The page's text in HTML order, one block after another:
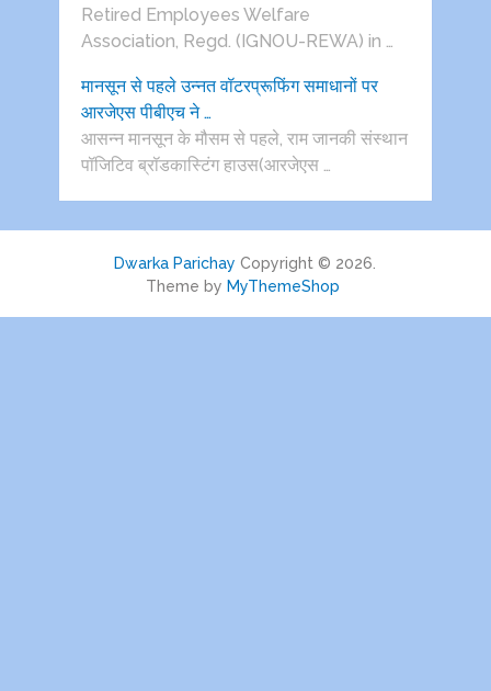
Retired Employees Welfare
Association, Regd. (IGNOU-REWA) in …
मानसून से पहले उन्नत वॉटरप्रूफिंग समाधानों पर
आरजेएस पीबीएच ने …
आसन्न मानसून के मौसम से पहले, राम जानकी संस्थान
पॉजिटिव ब्रॉडकास्टिंग हाउस(आरजेएस …
Dwarka Parichay Copyright © 2026.
Theme by MyThemeShop